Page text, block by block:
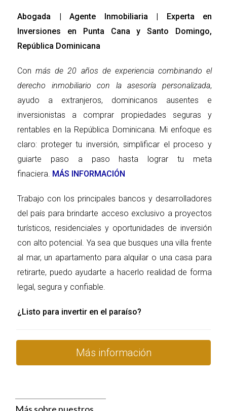
de identidad o pasaporte si eres
extranjero.
Ingresos demostrables
pueden ser en forma de constancias de
empleo, estados financieros, o
declaraciones de impuestos si eres
Historial crediticio : Un buen historial
crediticio aumenta tus probabilidades de
aprobación, ya que demuestra
responsabilidad financiera.
Anticipo: Banreservas suele requerir un
pago inicial, generalmente entre el 20% y
30% del valor de la propiedad.
Asegúrate de tener todos los documentos en
regla, ya que esto agilizará el proceso de
aprobación del crédito.
3. El proceso de solicitud paso a paso
sencillo y transparente. A continuación, los
: Visita una sucursal
de Banreservas o consulta a través de su
dudas antes de iniciar el trámite.
Abogada | Agente Inmobiliaria | Experta en
Inversiones en Punta Cana y Santo Domingo,
República Dominicana
Conmás de 20 años de experiencia combinando el
derecho inmobiliario con la asesoría personalizada,
ayudo a extranjeros, dominicanos ausentes e
inversionistas a comprar propiedades seguras y
rentables en la República Dominicana. Mi enfoque es
claro: proteger tu inversión, simplificar el proceso y
guiarte paso a paso hasta lograr tu meta
finaciera. MÁS INFORMACIÓN
Trabajo con los principales bancos y desarrolladores
del país para brindarte acceso exclusivo a proyectos
turísticos, residenciales y oportunidades de inversión
con alto potencial. Ya sea que busques una villa frente
al mar, un apartamento para alquilar o una casa para
retirarte, puedo ayudarte a hacerlo realidad de forma
legal, segura y confiable.
¿Listo para invertir en el paraíso?
Más información